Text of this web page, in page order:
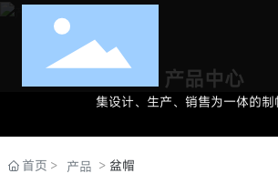
产品中心
集设计、生产、销售为一体的制
首页 产品 盆帽